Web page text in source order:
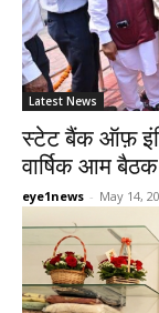
Latest News
स्टेट बैंक ऑफ़
वार्षिक आम
eye1news - May 14,